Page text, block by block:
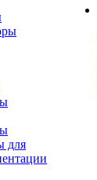
для